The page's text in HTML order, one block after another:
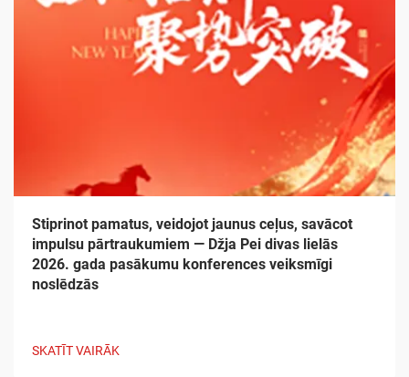
Stiprinot pamatus, veidojot jaunus ceļus, savācot
impulsu pārtraukumiem — Džja Pei divas lielās
2026. gada pasākumu konferences veiksmīgi
noslēdzās
SKATĪT VAIRĀK